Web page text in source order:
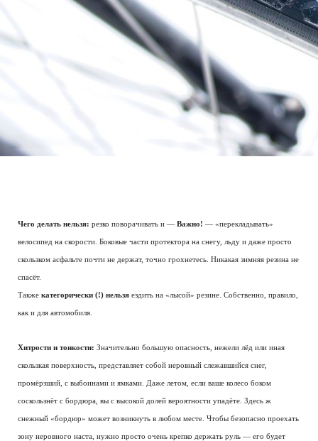
Чего делать нельзя: резко поворачивать и — Важно! — «перекладывать»
велосипед на скорости. Боковые части протектора на снегу, льду и даже просто
скользком асфальте почти не держат, точно грохнетесь. Никакая зимняя резина не
спасёт.
Также категорически (!) нельзя ездить на «лысой» резине. Собственно, правило,
как и для автомобиля.
Хитрости и тонкости: Значительно большую опасность, нежели лёд или иная
скользкая поверхность, представляет собой неровный слежавшийся снег,
промёрзший, с выбоинами и ямками. Даже летом, если ваше колесо боком
соскользнёт с бордюра, вы с высокой долей вероятности упадёте. Здесь ж
снежный «бордюр» может возникнуть в любом месте. Чтобы безопасно проехать
зону неровного наста, нужно просто очень крепко держать руль — его будет